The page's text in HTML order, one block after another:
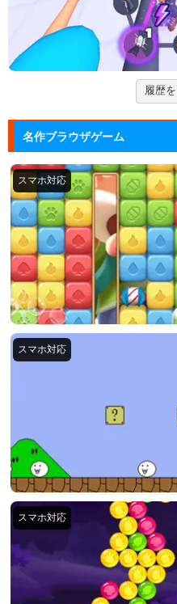
Hole.io
物を吸い込むこと
とすアクショ...
エヴァンゲリオン
実機スロット「エ
に」をシミュレ...
履歴
名作ブラウザゲーム